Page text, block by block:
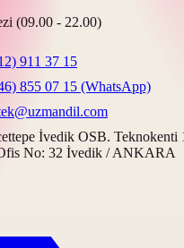
(09.00 - 22.00)
911 37 15
855 07 15 (WhatsApp)
İvedik OSB. Teknokenti
No: 32 İvedik / ANKARA